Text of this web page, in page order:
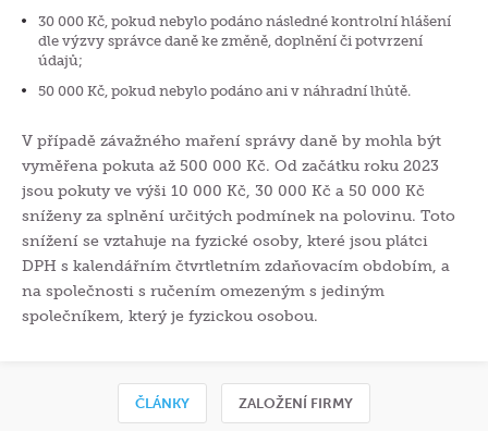
30 000 Kč, pokud nebylo podáno následné kontrolní hlášení
dle výzvy správce daně ke změně, doplnění či potvrzení
údajů;
50 000 Kč, pokud nebylo podáno ani v náhradní lhůtě.
V případě závažného maření správy daně by mohla být
vyměřena pokuta až 500 000 Kč. Od začátku roku 2023
jsou pokuty ve výši 10 000 Kč, 30 000 Kč a 50 000 Kč
sníženy za splnění určitých podmínek na polovinu. Toto
snížení se vztahuje na fyzické osoby, které jsou plátci
DPH s kalendářním čtvrtletním zdaňovacím obdobím, a
na společnosti s ručením omezeným s jediným
společníkem, který je fyzickou osobou.
ČLÁNKY ZALOŽENÍ FIRMY